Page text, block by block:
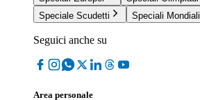
Speciale Scudetti
Speciali Mondiali
Seguici anche su
Area personale